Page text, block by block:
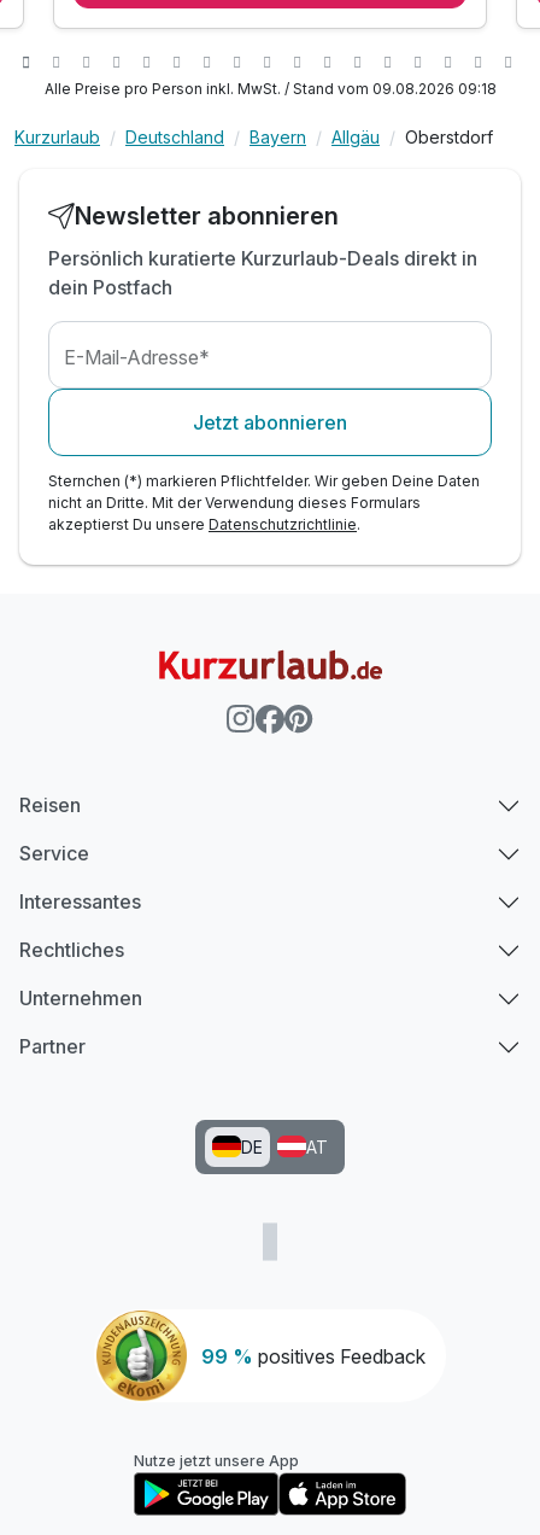
Appartement Bergblick B
3 Erwachsene und 2 Kinder
Appartement/s
Zusatznächte
2 x reichhaltiges Frühstück vom Buffet
inklusive Nutzung des einmaligen Infinity Pools
Wellnessbereichs
inkl. frisches Allgäuer Quellwasser
inklusive kuscheligem Leihbademantel
Kostenfreie Nutzung des WLAN´s
kostenfreier Parkplatz am Hotel
Alle Preise pro Person inkl. MwSt. / Stand vom 09.08.2026 09:18
Kurzurlaub Deutschland Bayern Allgäu Oberstdorf
Newsletter abonnieren
Persönlich kuratierte Kurzurlaub-Deals direkt in
dein Postfach
E-Mail-Adresse*
Jetzt abonnieren
Sternchen (*) markieren Pflichtfelder. Wir geben Deine Daten
nicht an Dritte. Mit der Verwendung dieses Formulars
akzeptierst Du unsere Datenschutzrichtlinie.
99 % positives Feedback
Reisen
Service
Interessantes
Rechtliches
Unternehmen
Partner
DE AT
Nutze jetzt unsere App